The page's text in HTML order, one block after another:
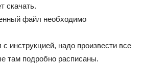
скачать.
файл необходимо
инструкцией, надо произвести все
там подробно расписаны.